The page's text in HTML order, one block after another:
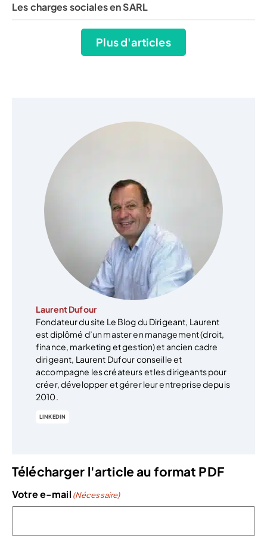
Les charges sociales en SARL
Plus d'articles
Laurent Dufour
Fondateur du site Le Blog du Dirigeant, Laurent
est diplômé d’un master en management (droit,
finance, marketing et gestion) et ancien cadre
dirigeant, Laurent Dufour conseille et
accompagne les créateurs et les dirigeants pour
créer, développer et gérer leur entreprise depuis
2010.
LINKEDIN
Télécharger l'article au format PDF
Votre e-mail (Nécessaire)